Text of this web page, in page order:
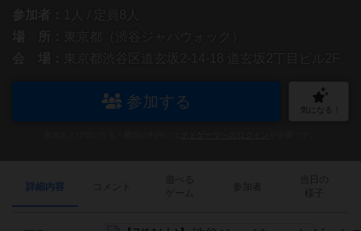
参加者：
場 所：
会 場：
参加する 気になる！
詳細内容